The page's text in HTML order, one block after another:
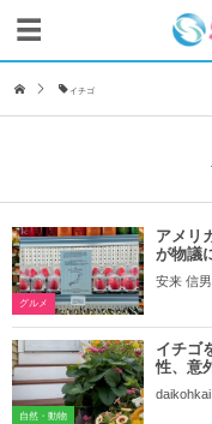
イチゴ
グルメ
アメリ
が物議
安来 信男
自然・動物
イチゴ
性、意
daikohkai